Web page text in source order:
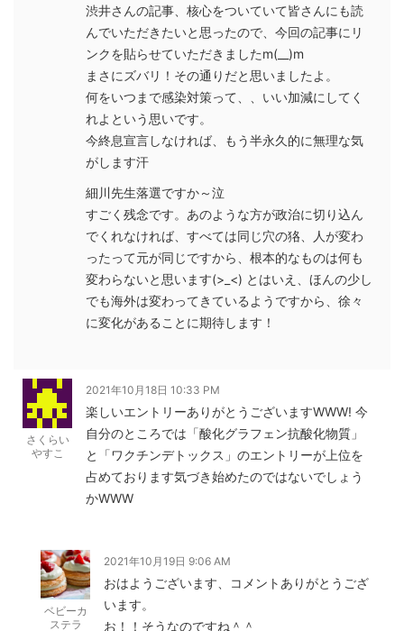
渋井さんの記事、核心をついていて皆さんにも読
んでいただきたいと思ったので、今回の記事にリ
ンクを貼らせていただきましたm(__)m
まさにズバリ！その通りだと思いましたよ。
何をいつまで感染対策って、、いい加減にしてく
れよという思いです。
今終息宣言しなければ、もう半永久的に無理な気
がします汗
細川先生落選ですか～泣
すごく残念です。あのような方が政治に切り込ん
でくれなければ、すべては同じ穴の狢、人が変わ
ったって元が同じですから、根本的なものは何も
変わらないと思います(>_<) とはいえ、ほんの少し
でも海外は変わってきているようですから、徐々
に変化があることに期待します！
さくらい
やすこ
2021年10月18日 10:33 PM
楽しいエントリーありがとうございますWWW! 今
自分のところでは「酸化グラフェン抗酸化物質」
と「ワクチンデトックス」のエントリーが上位を
占めております気づき始めたのではないでしょう
かWWW
ベビーカ
ステラ
2021年10月19日 9:06 AM
おはようございます、コメントありがとうござ
います。
お！！そうなのですね＾＾